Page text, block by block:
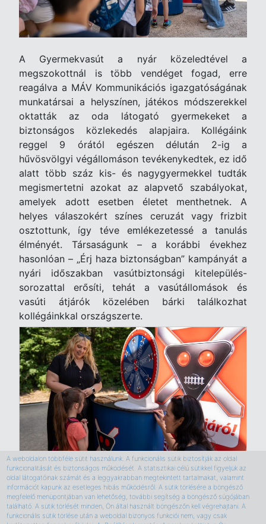
A Gyermekvasút a nyár közeledtével a
megszokottnál is több vendéget fogad, erre
reagálva a MÁV Kommunikációs igazgatóságának
munkatársai a helyszínen, játékos módszerekkel
oktatták az oda látogató gyermekeket a
biztonságos közlekedés alapjaira. Kollégáink
reggel 9 órától egészen délután 2-ig a
hűvösvölgyi végállomáson tevékenykedtek, ez idő
alatt több száz kis- és nagygyermekkel tudták
megismertetni azokat az alapvető szabályokat,
amelyek adott esetben életet menthetnek. A
helyes válaszokért színes ceruzát vagy frizbit
osztottunk, így téve emlékezetessé a tanulás
élményét. Társaságunk – a korábbi évekhez
hasonlóan – „Érj haza biztonságban” kampányát a
nyári időszakban vasútbiztonsági kitelepülés-
sorozattal erősíti, tehát a vasútállomások és
vasúti átjárók közelében bárki találkozhat
kollégáinkkal országszerte.
A weboldalon többféle sütit használunk. A funkcionális sütik biztosítják az oldal
funkcionalitását és biztonságos működését. A statisztikai célú sütikkel figyeljük az
oldal látogatóinak számát és a leggyakrabban megtekintett tartalmakat, valamint
információt kapunk az esetleges hibás működésről. A sütik törlésére a böngésző
megfelelő menüpontjában van lehetőség, további segítség a böngésző súgójában
található. A sütik törlését minden, Ön által használt böngészőn kell végrehajtani. A
funkcionális sütik törlése után a weboldal bizonyos funkciói nem, vagy csak